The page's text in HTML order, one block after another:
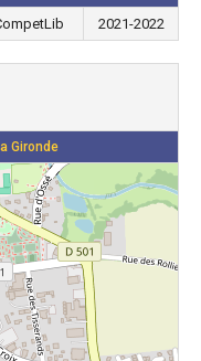
2021-2022
Gironde